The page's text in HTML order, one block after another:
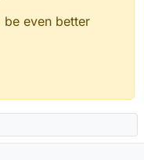
even better